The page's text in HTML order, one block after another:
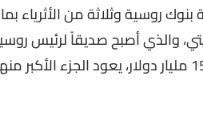
روسية وثلاثة من الأثرياء
والذي أصبح صديقاً لرئيس روسيا
التسعينيات، ولديه حالياً ثروة تبلغ 15.8 مليار